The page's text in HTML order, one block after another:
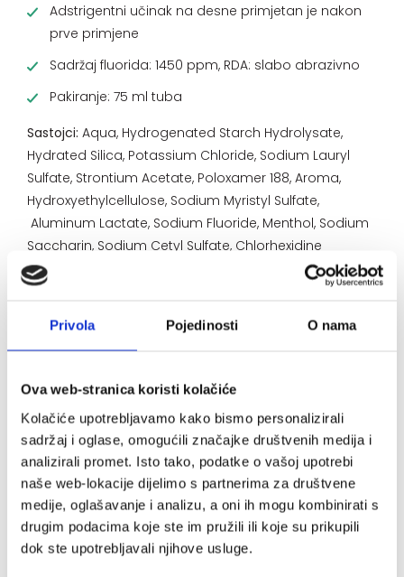
Privola Pojedinosti O nama
Ova web-stranica koristi kolačiće
Kolačiće upotrebljavamo kako bismo personalizirali
sadržaj i oglase, omogućili značajke društvenih medija i
analizirali promet. Isto tako, podatke o vašoj upotrebi
naše web-lokacije dijelimo s partnerima za društvene
medije, oglašavanje i analizu, a oni ih mogu kombinirati s
drugim podacima koje ste im pružili ili koje su prikupili
dok ste upotrebljavali njihove usluge.
Adstrigentni učinak na desne primjetan je nakon
prve primjene
Sadržaj fluorida: 1450 ppm, RDA: slabo abrazivno
Pakiranje: 75 ml tuba
Sastojci: Aqua, Hydrogenated Starch Hydrolysate,
Hydrated Silica, Potassium Chloride, Sodium Lauryl
Sulfate, Strontium Acetate, Poloxamer 188, Aroma,
Hydroxyethylcellulose, Sodium Myristyl Sulfate,
Aluminum Lactate, Sodium Fluoride, Menthol, Sodium
Saccharin, Sodium Cetyl Sulfate, Chlorhexidine
Digluconate.
zaštitu protiv bolne osjetljivosti. Samo za
odrasle.
Upozorenje:
Sadrži stroncijev acetat. Učestala primjena kod